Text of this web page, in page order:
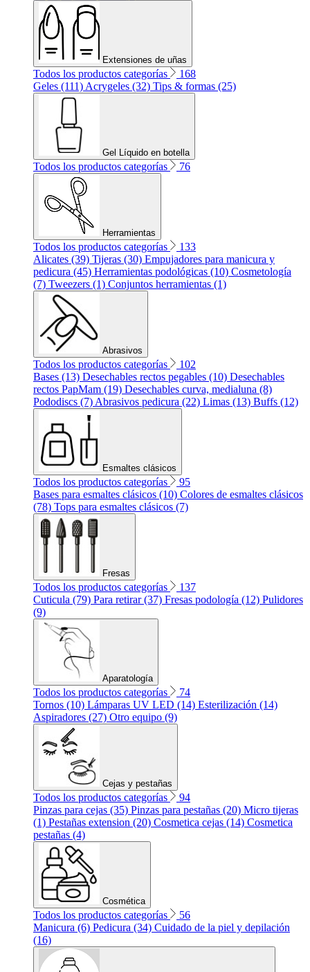
Extensiones de uñas
Todos los productos categorías
168
Geles (111) Acrygeles (32) Tips & formas (25)
Gel Líquido en botella
Todos los productos categorías 76
Herramientas
Todos los productos categorías
133
Alicates (39) Tijeras (30) Empujadores para manicura y
pedicura (45) Herramientas podológicas (10) Cosmetología
(7) Tweezers (1) Conjuntos herramientas (1)
Abrasivos
Todos los productos categorías
102
Bases (13) Desechables rectos pegables (10) Desechables
rectos PapMam (19) Desechables curva, medialuna (8)
Pododiscs (7) Abrasivos pedicura (22) Limas (13) Buffs (12)
Esmaltes clásicos
Todos los productos categorías
95
Bases para esmaltes clásicos (10) Colores de esmaltes clásicos
(78) Tops para esmaltes clásicos (7)
Fresas
Todos los productos categorías
137
Cuticula (79) Para retirar (37) Fresas podología (12) Pulidores
(9)
Aparatología
Todos los productos categorías
74
Tornos (10) Lámparas UV LED (14) Esterilización (14)
Aspiradores (27) Otro equipo (9)
Cejas y pestañas
Todos los productos categorías
94
Pinzas para cejas (35) Pinzas para pestañas (20) Micro tijeras
(1) Pestañas extension (20) Cosmetica cejas (14) Cosmetica
pestañas (4)
Cosmética
Todos los productos categorías
56
Manicura (6) Pedicura (34) Cuidado de la piel y depilación
(16)